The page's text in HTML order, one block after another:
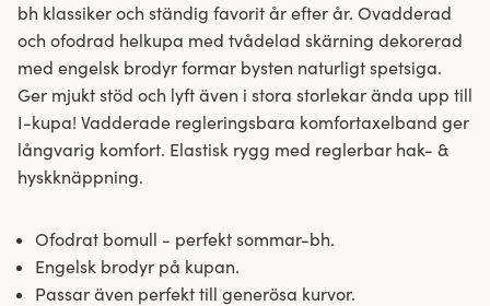
bh klassiker och ständig favorit år efter år. Ovadderad
och ofodrad helkupa med tvådelad skärning dekorerad
med engelsk brodyr formar bysten naturligt spetsiga.
Ger mjukt stöd och lyft även i stora storlekar ända upp till
I-kupa! Vadderade regleringsbara komfortaxelband ger
långvarig komfort. Elastisk rygg med reglerbar hak- &
hyskknäppning.
Ofodrat bomull - perfekt sommar-bh.
Engelsk brodyr på kupan.
Passar även perfekt till generösa kurvor.